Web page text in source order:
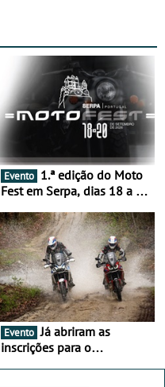
Evento
Fest em Serpa, dias 18 a 20
duas rodas invade o Baixo
Alentejo
Evento Já abriram as
inscrições para o